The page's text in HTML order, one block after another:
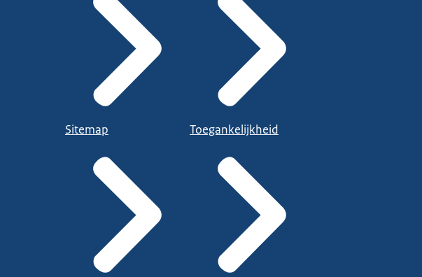
Sitemap Toegankelijkheid